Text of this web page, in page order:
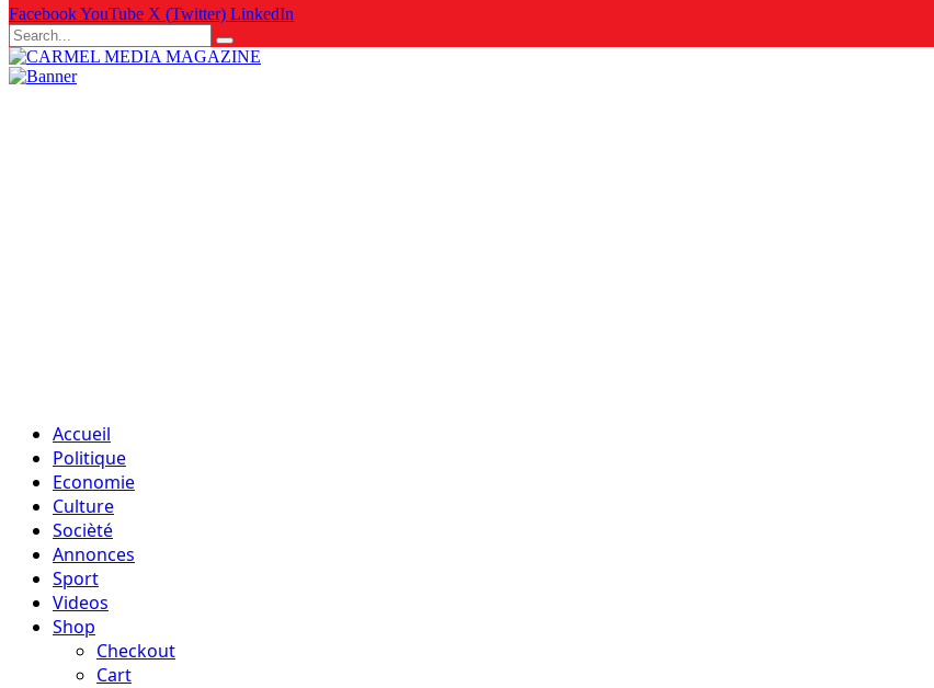
FacebookYouTube X (Twitter) LinkedIn
Accueil
Politique
Economie
Culture
Socièté
Annonces
Sport
Videos
Shop
Checkout
Cart